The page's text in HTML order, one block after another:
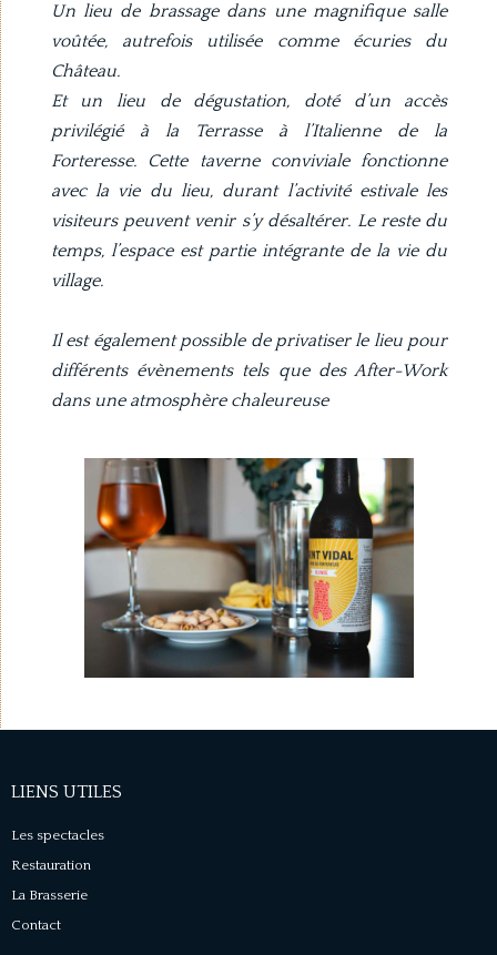
Un lieu de brassage dans une magnifique salle
voûtée, autrefois utilisée comme écuries du
Château.
Et un lieu de dégustation, doté d’un accès
privilégié à la Terrasse à l’Italienne de la
Forteresse. Cette taverne conviviale fonctionne
avec la vie du lieu, durant l’activité estivale les
visiteurs peuvent venir s’y désaltérer. Le reste du
temps, l’espace est partie intégrante de la vie du
village.
Il est également possible de privatiser le lieu pour
différents évènements tels que des After-Work
dans une atmosphère chaleureuse
LIENS UTILES
Les spectacles
Restauration
La Brasserie
Contact